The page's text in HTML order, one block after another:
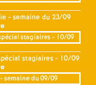
- semaine du 23/09
stagiaires - 10/09